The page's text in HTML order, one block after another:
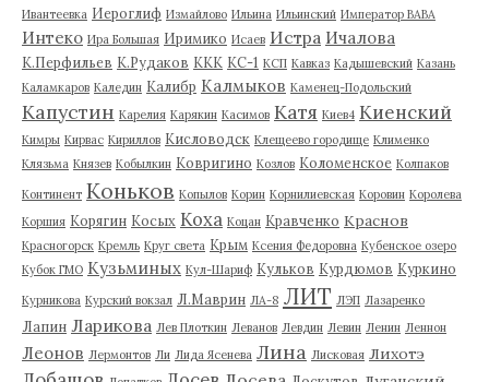
Ивантеевка Иероглиф Измайлово Ильина Ильинский Император ВАВА
Интеко Ира Большая Иримико Исаев Истра Ичалова
К.Перфильев К.Рудаков ККК КС-1 КСП Кавказ Кадышевский Казань
Каламкаров Каледин Калибр Калмыков Каменец-Подольский
Капустин Карелия Карякин Касимов Катя Киев4 Киенский
Кимры Кирвас Кириллов Кисловодск Клещеево городище Клименко
Клязьма Князев Кобылкин Ковригино Козлов Коломенское Колпаков
Континент Коньков Копылов Корин Корнилиевская Коровин Королева
Коршия Корягин Косых Коха Коцан Кравченко Краснов
Красногорск Кремль Круг света Крым Ксения Федоровна Кубенское озеро
Кубок ГМО Кузьминых Кул-Шариф Кульков Курдюмов Куркино
Курникова Курский вокзал Л.Маврин ЛА-8 ЛИТ ЛЭП Лазаренко
Лапин Ларикова Лев Плоткин Леванов Левдин Левин Ленин Леннон
Леонов Лермонтов Ли Лида Ясенева Лина Лисковая Лихотэ